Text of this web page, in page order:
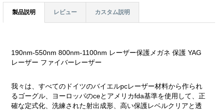
製品説明 レビュー カスタム説明
190nm-550nm 800nm-1100nm レーザー保護メガネ 保護 YAG
レーザー ファイバーレーザー
我々は、すべてのドイツのバイエルpcレーザー材料から作られ
るゴーグル、ヨーロッパのceとアメリカfda基準を使用して、正
確な定式化、洗練された射出成形、高い保護レベルクリアと透